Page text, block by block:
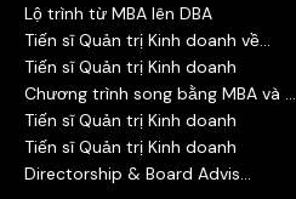
Lộ trình từ MBA lên DBA
Tiến sĩ Quản trị Kinh doanh về...
Tiến sĩ Quản trị Kinh doanh
Chương trình song bằng MBA và ...
Tiến sĩ Quản trị Kinh doanh
Tiến sĩ Quản trị Kinh doanh
Directorship & Board Advis...